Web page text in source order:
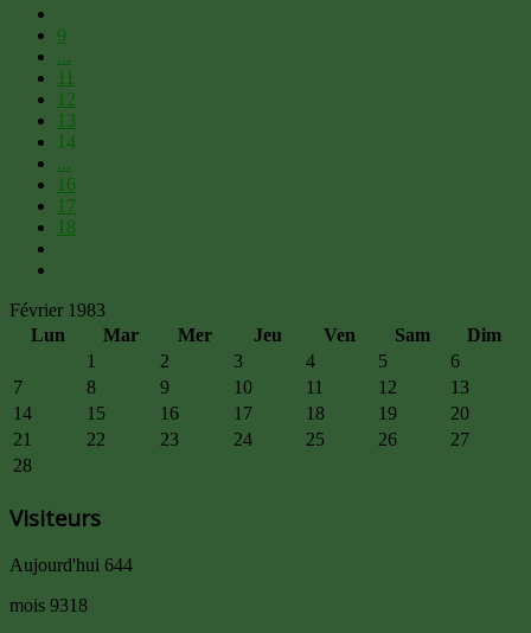
9
...
11
12
13
14
...
16
17
18
Février 1983
Lun
Mar Mer Jeu Ven Sam
Dim
1
2 3 4 5
6
7
8 9 10 11 12
13
14
15 16 17 18 19
20
21
22 23 24 25 26
27
28
Visiteurs
Aujourd'hui 644
mois 9318